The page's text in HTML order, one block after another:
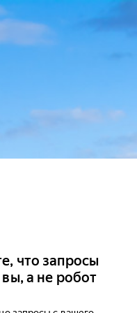
что запросы
а не робот